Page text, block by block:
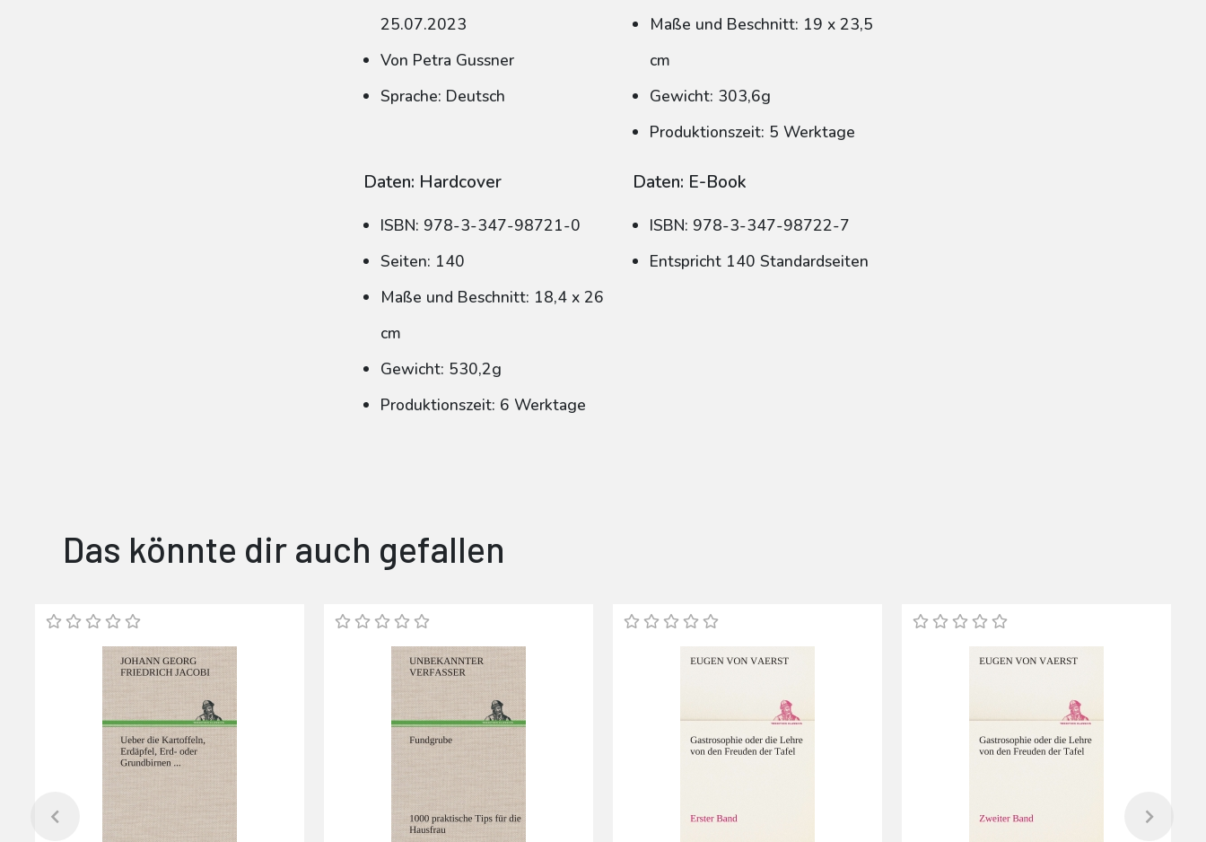
25.07.2023
Von Petra Gussner
Sprache: Deutsch
Maße und Beschnitt: 19 x 23,5
cm
Gewicht: 303,6g
Produktionszeit: 5 Werktage
Daten: Hardcover
ISBN: 978-3-347-98721-0
Seiten: 140
Maße und Beschnitt: 18,4 x 26
cm
Gewicht: 530,2g
Produktionszeit: 6 Werktage
Daten: E-Book
ISBN: 978-3-347-98722-7
Entspricht 140 Standardseiten
Das könnte dir auch gefallen